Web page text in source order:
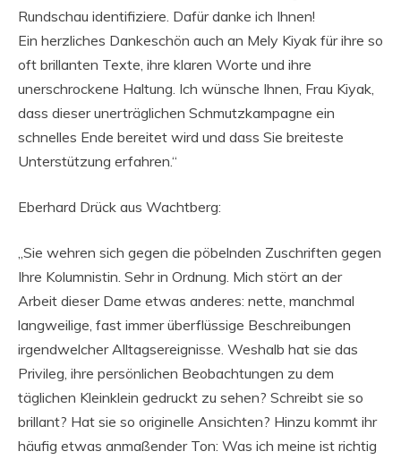
Rundschau identifiziere. Dafür danke ich Ihnen!
Ein herzliches Dankeschön auch an Mely Kiyak für ihre so
oft brillanten Texte, ihre klaren Worte und ihre
unerschrockene Haltung. Ich wünsche Ihnen, Frau Kiyak,
dass dieser unerträglichen Schmutzkampagne ein
schnelles Ende bereitet wird und dass Sie breiteste
Unterstützung erfahren.“
Eberhard Drück aus Wachtberg:
„Sie wehren sich gegen die pöbelnden Zuschriften gegen
Ihre Kolumnistin. Sehr in Ordnung. Mich stört an der
Arbeit dieser Dame etwas anderes: nette, manchmal
langweilige, fast immer überflüssige Beschreibungen
irgendwelcher Alltagsereignisse. Weshalb hat sie das
Privileg, ihre persönlichen Beobachtungen zu dem
täglichen Kleinklein gedruckt zu sehen? Schreibt sie so
brillant? Hat sie so originelle Ansichten? Hinzu kommt ihr
häufig etwas anmaßender Ton: Was ich meine ist richtig